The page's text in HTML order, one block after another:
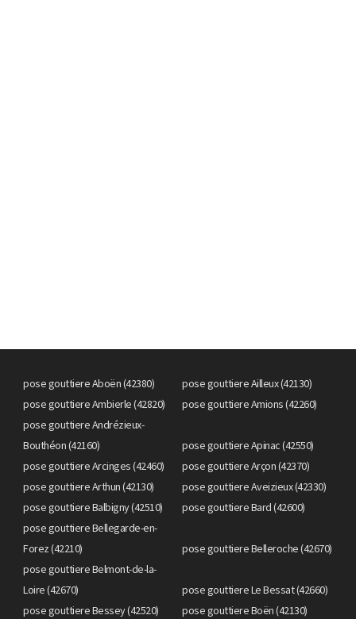
pose gouttiere Aboën (42380)
pose gouttiere Ailleux (42130)
pose gouttiere Ambierle (42820)
pose gouttiere Amions (42260)
pose gouttiere Andrézieux-
Bouthéon (42160)
pose gouttiere Apinac (42550)
pose gouttiere Arcinges (42460)
pose gouttiere Arçon (42370)
pose gouttiere Arthun (42130)
pose gouttiere Aveizieux (42330)
pose gouttiere Balbigny (42510)
pose gouttiere Bard (42600)
pose gouttiere Bellegarde-en-
Forez (42210)
pose gouttiere Belleroche (42670)
pose gouttiere Belmont-de-la-
Loire (42670)
pose gouttiere Le Bessat (42660)
pose gouttiere Bessey (42520)
pose gouttiere Boën (42130)